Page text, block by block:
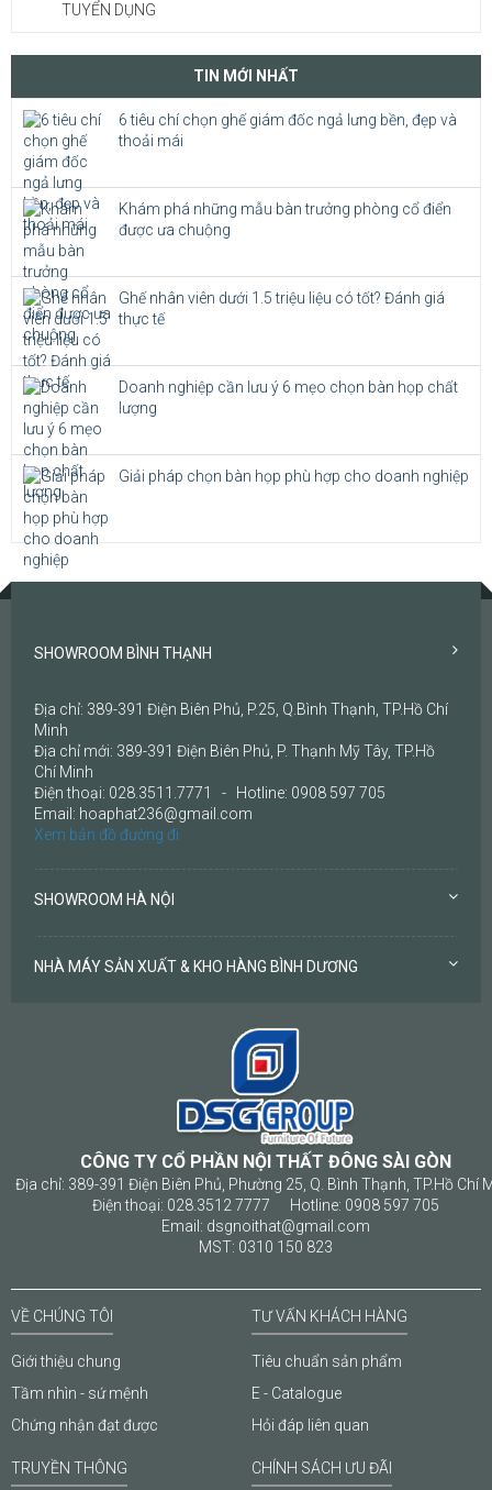
TUYỂN DỤNG
TIN MỚI NHẤT
6 tiêu chí chọn ghế giám đốc ngả lưng bền, đẹp và
thoải mái
Khám phá những mẫu bàn trưởng phòng cổ điển
được ưa chuộng
Ghế nhân viên dưới 1.5 triệu liệu có tốt? Đánh giá
thực tế
Doanh nghiệp cần lưu ý 6 mẹo chọn bàn họp chất
lượng
Giải pháp chọn bàn họp phù hợp cho doanh nghiệp
SHOWROOM BÌNH THẠNH
Địa chỉ: 389-391 Điện Biên Phủ, P.25, Q.Bình Thạnh, TP.Hồ Chí
Minh
Địa chỉ mới: 389-391 Điện Biên Phủ, P. Thạnh Mỹ Tây, TP.Hồ
Chí Minh
Điện thoại: 028.3511.7771 - Hotline: 0908 597 705
Email: hoaphat236@gmail.com
Xem bản đồ đường đi
SHOWROOM HÀ NỘI
NHÀ MÁY SẢN XUẤT & KHO HÀNG BÌNH DƯƠNG
CÔNG TY CỔ PHẦN NỘI THẤT ĐÔNG SÀI GÒN
Địa chỉ: 389-391 Điện Biên Phủ, Phường 25, Q. Bình Thạnh, TP.Hồ Chí
Điện thoại: 028.3512 7777 Hotline: 0908 597 705
Email: dsgnoithat@gmail.com
MST: 0310 150 823
VỀ CHÚNG TÔI
Giới thiệu chung
Tầm nhìn - sứ mệnh
Chứng nhận đạt được
TƯ VẤN KHÁCH HÀNG
Tiêu chuẩn sản phẩm
E - Catalogue
Hỏi đáp liên quan
TRUYỀN THÔNG CHÍNH SÁCH ƯU ĐÃI